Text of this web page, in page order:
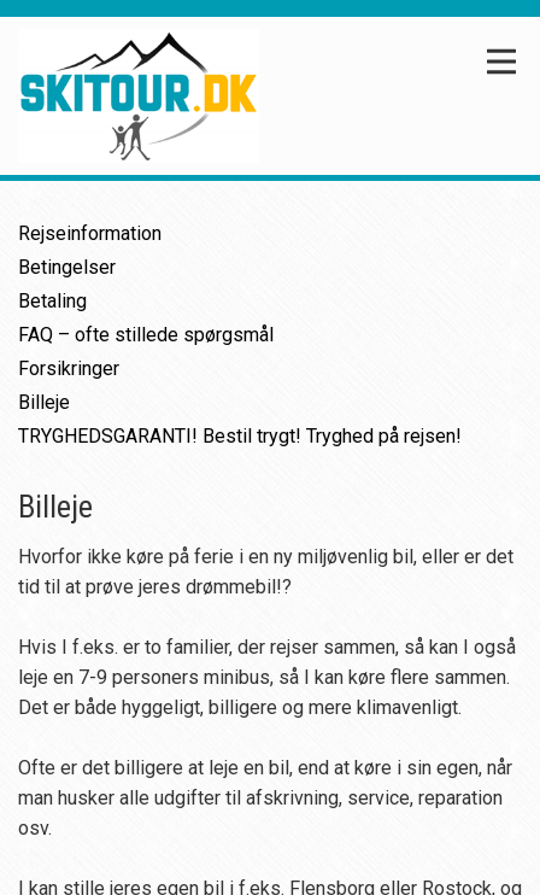
Rejseinformation
Betingelser
Betaling
FAQ – ofte stillede spørgsmål
Forsikringer
Billeje
TRYGHEDSGARANTI! Bestil trygt! Tryghed på rejsen!
Billeje
Hvorfor ikke køre på ferie i en ny miljøvenlig bil, eller er det
tid til at prøve jeres drømmebil!?
Hvis I f.eks. er to familier, der rejser sammen, så kan I også
leje en 7-9 personers minibus, så I kan køre flere sammen.
Det er både hyggeligt, billigere og mere klimavenligt.
Ofte er det billigere at leje en bil, end at køre i sin egen, når
man husker alle udgifter til afskrivning, service, reparation
osv.
I kan stille jeres egen bil i f.eks. Flensborg eller Rostock, og